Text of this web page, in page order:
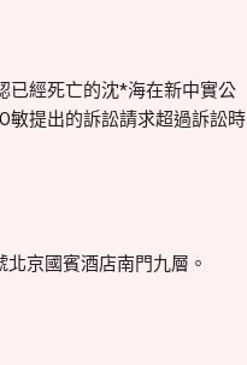
已經死亡的沈*海在新中實公
敏提出的訴訟請求超過訴訟時
京國賓酒店南門九層。